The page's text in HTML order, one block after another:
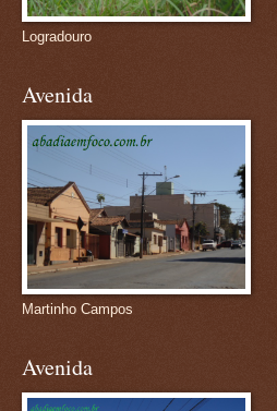
Logradouro
Avenida
Martinho Campos
Avenida